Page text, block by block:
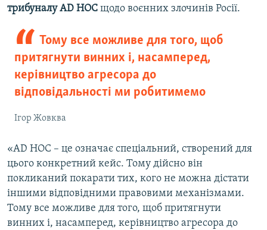
трибуналу AD HOC щодо воєнних злочинів Росії.
Тому все можливе для того, щоб
притягнути винних і, насамперед,
керівництво агресора до
відповідальності ми робитимемо
Ігор Жовква
«AD HOC – це означає спеціальний, створений для
цього конкретний кейс. Тому дійсно він
покликаний покарати тих, кого не можна дістати
іншими відповідними правовими механізмами.
Тому все можливе для того, щоб притягнути
винних і, насамперед, керівництво агресора до